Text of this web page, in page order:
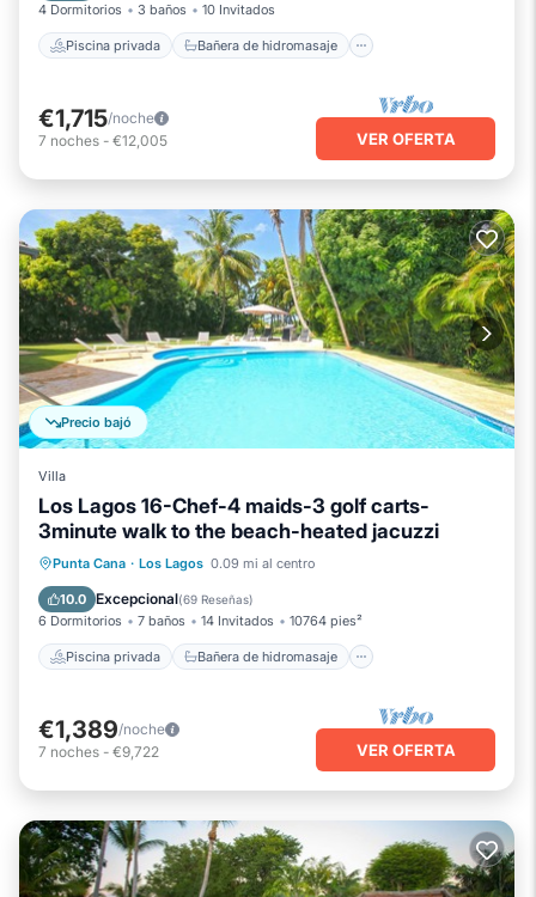
4 Dormitorios 3 baños 10 Invitados
Piscina privada Bañera de hidromasaje
€1,715/noche
7 noches - €12,005 VER OFERTA
Precio bajó
Villa
Los Lagos 16-Chef-4 maids-3 golf carts-
3minute walk to the beach-heated jacuzzi
Punta Cana · Los Lagos 0.09 mi al centro
10.0 Excepcional(69 Reseñas)
6 Dormitorios 7 baños 14 Invitados 10764 pies²
Piscina privada Bañera de hidromasaje
Piscina privada
Bañera de hidromasaje
Aparcamiento
€1,389/noche
7 noches - €9,722 VER OFERTA